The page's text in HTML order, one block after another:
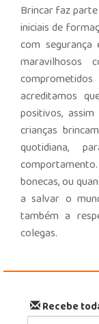
Brincar faz
iniciais de
com
maravilhosos
acreditamos
positivos,
crianças
quotidiana,
bonecas, ou
a salvar o
também a
colegas.
Recebe